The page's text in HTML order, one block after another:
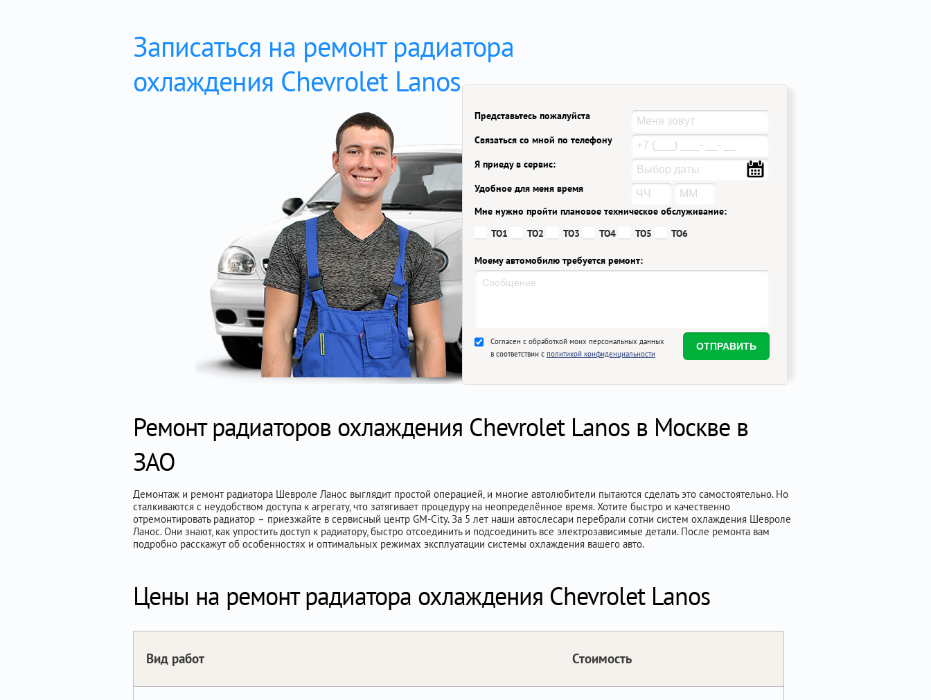
Записаться на ремонт радиатора
охлаждения Chevrolet Lanos
Представьтесь пожалуйста
Связаться со мной по телефону
Я приеду в сервис:
Удобное для меня время
Мне нужно пройти плановое техническое обслуживание:
ТО1
ТО2 ТО3 ТО4 ТО5 ТО6
Моему автомобилю требуется ремонт:
Согласен с обработкой моих персональных данных
в соответствии с политикой конфиденциальности
Ремонт радиаторов охлаждения Chevrolet Lanos в Москве в
ЗАО
Демонтаж и ремонт радиатора Шевроле Ланос выглядит простой операцией, и многие автолюбители пытаются сделать это самостоятельно. Но
сталкиваются с неудобством доступа к агрегату, что затягивает процедуру на неопределённое время. Хотите быстро и качественно
отремонтировать радиатор – приезжайте в сервисный центр GM-City. За 5 лет наши автослесари перебрали сотни систем охлаждения Шевроле
Ланос. Они знают, как упростить доступ к радиатору, быстро отсоединить и подсоединить все электрозависимые детали. После ремонта вам
подробно расскажут об особенностях и оптимальных режимах эксплуатации системы охлаждения вашего авто.
Цены на ремонт радиатора охлаждения Chevrolet Lanos
Вид работ Стоимость